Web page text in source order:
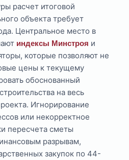
расчет итоговой
объекта требует
Центральное место в
индексы Минстроя и
которые позволяют не
цены к текущему
обоснованный
на весь
Игнорирование
или некорректное
пересчета сметы
разрывам,
закупок по 44-